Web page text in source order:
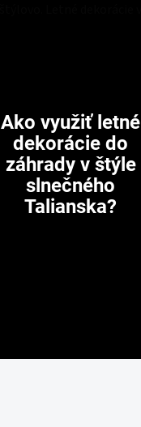
Ako využiť letné
dekorácie do
záhrady v štýle
slnečného
Talianska?